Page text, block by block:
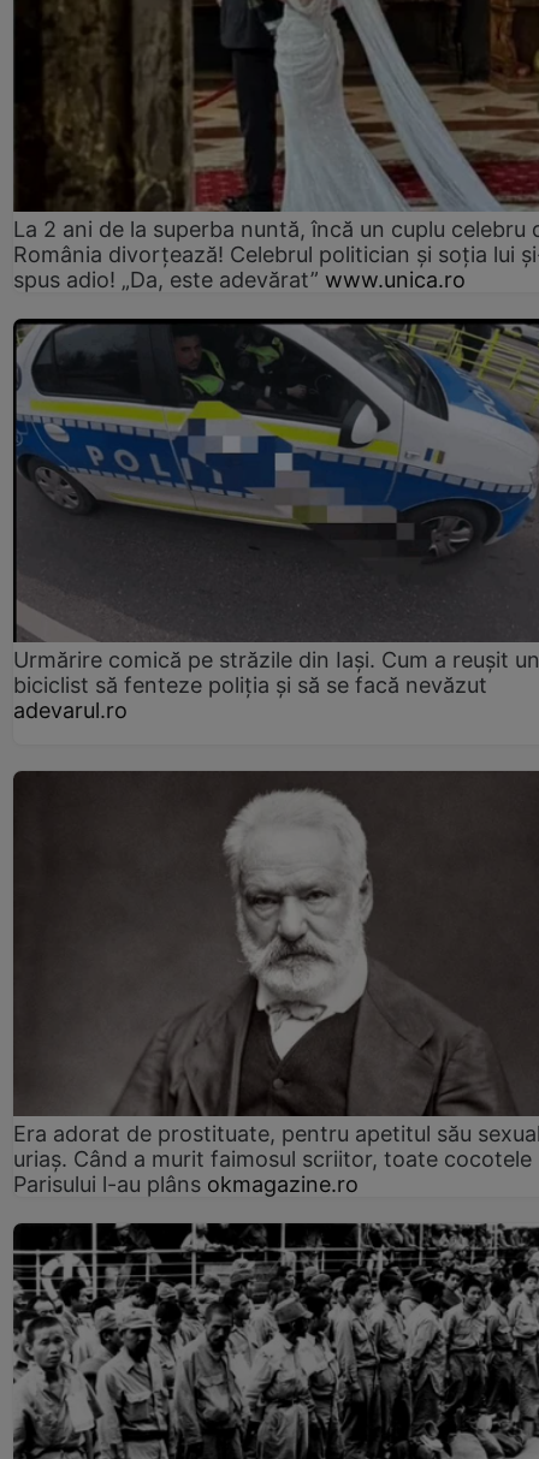
La 2 ani de la superba nuntă, încă un cuplu celebru
România divorțează! Celebrul politician și soția lui
spus adio! „Da, este adevărat” www.unica.ro
Urmărire comică pe străzile din Iași. Cum a reușit un
biciclist să fenteze poliția și să se facă nevăzut
adevarul.ro
Era adorat de prostituate, pentru apetitul său
uriaș. Când a murit faimosul scriitor, toate cocotele
Parisului l-au plâns okmagazine.ro